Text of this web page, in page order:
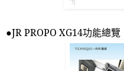
●JR PROPO XG14功能總覽